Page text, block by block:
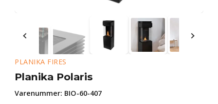
PLANIKA FIRES
Planika Polaris
Varenummer: BIO-60-407